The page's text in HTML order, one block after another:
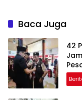
Baca Juga
42